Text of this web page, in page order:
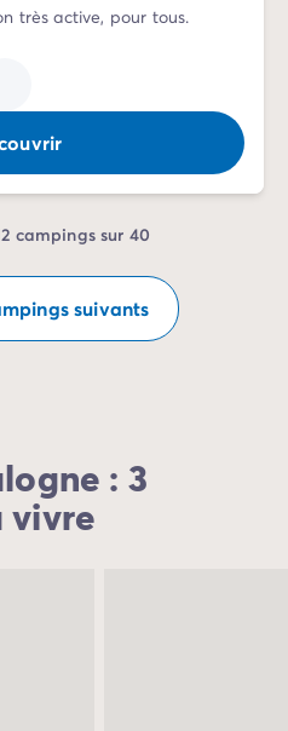
très active, pour tous.
campings sur 40
suivants
: 3
vivre